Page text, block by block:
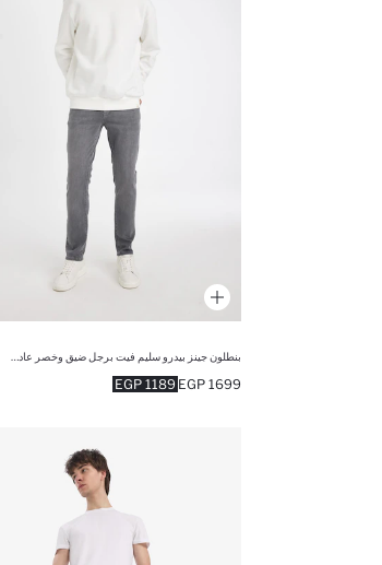
1189 EGP 1699 EGP